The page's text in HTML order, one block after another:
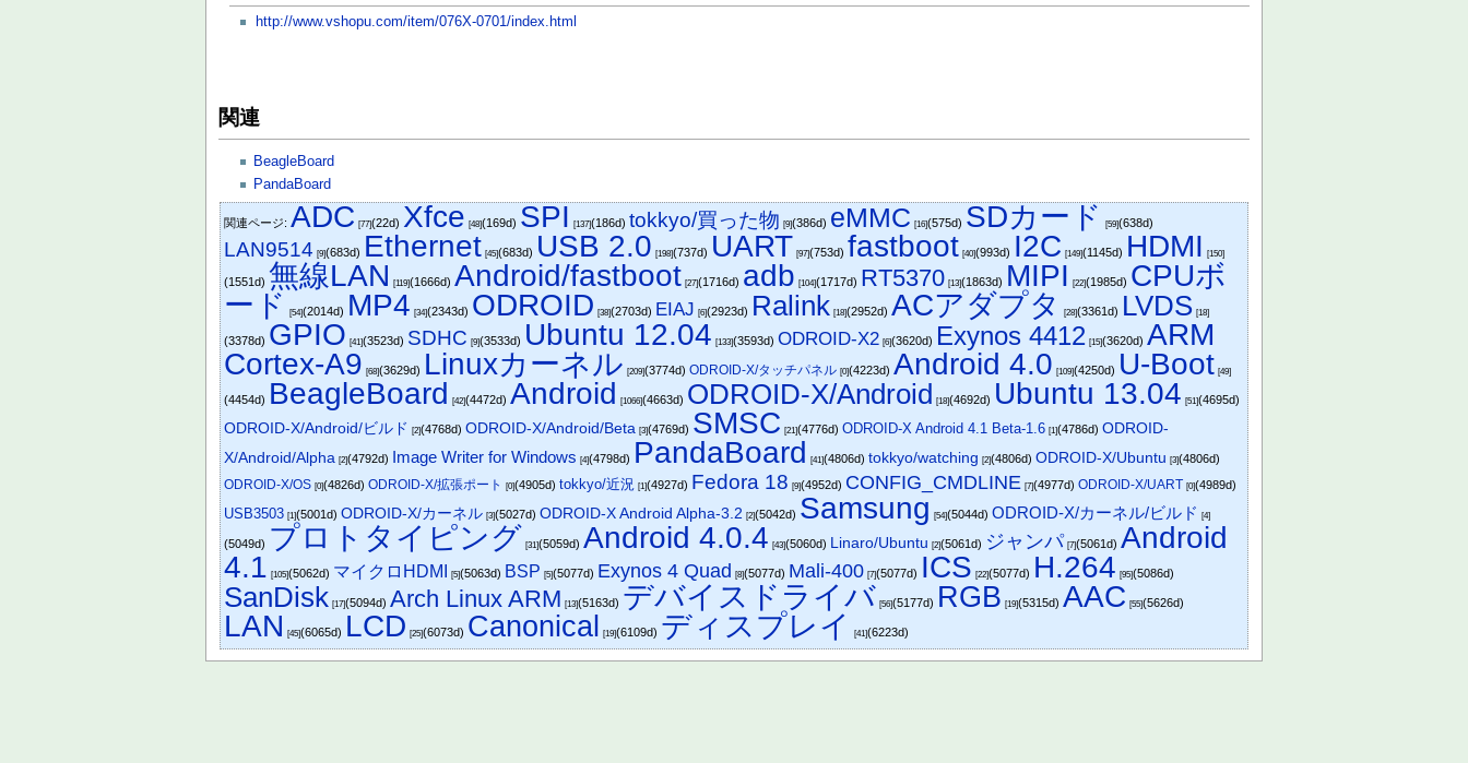
http://www.vshopu.com/item/076X-0701/index.html
関連
BeagleBoard
PandaBoard
関連ページ:ADC [77](22d) Xfce [48](169d) SPI [137](186d)tokkyo/買った物 [9](386d) eMMC [16](575d) SDカード [59](638d)
LAN9514 [9](683d) Ethernet [45](683d) USB 2.0 [198](737d) UART [97](753d) fastboot [40](993d) I2C [149](1145d) HDMI [150]
(1551d) 無線LAN [119](1666d)Android/fastboot [27](1716d) adb [104](1717d) RT5370 [13](1863d) MIPI [22](1985d) CPUボ
ード
[54](2014d) MP4 [34](2343d) ODROID [38](2703d) EIAJ [6](2923d) Ralink [18](2952d)ACアダプタ [28](3361d) LVDS [18]
(3378d) GPIO [41](3523d) SDHC [9](3533d) Ubuntu 12.04 [133](3593d)ODROID-X2 [6](3620d) Exynos 4412 [15](3620d)ARM
Cortex-A9 [68](3629d) Linuxカーネル [209](3774d)ODROID-X/タッチパネル [0](4223d)Android 4.0 [109](4250d) U-Boot [49]
(4454d) BeagleBoard [42](4472d)Android [1066](4663d) ODROID-X/Android [18](4692d) Ubuntu 13.04 [51](4695d)
ODROID-X/Android/ビルド [2](4768d)ODROID-X/Android/Beta [3](4769d) SMSC [21](4776d)ODROID-X Android 4.1 Beta-1.6 [1](4786d)ODROID-
X/Android/Alpha [2](4792d) Image Writer for Windows [4](4798d) PandaBoard [41](4806d)tokkyo/watching [2](4806d)ODROID-X/Ubuntu [3](4806d)
ODROID-X/OS [0](4826d)ODROID-X/拡張ポート [0](4905d)tokkyo/近況 [1](4927d) Fedora 18 [9](4952d) CONFIG_CMDLINE [7](4977d)ODROID-X/UART [0](4989d)
USB3503 [1](5001d)ODROID-X/カーネル [3](5027d)ODROID-X Android Alpha-3.2 [2](5042d) Samsung [54](5044d)ODROID-X/カーネル/ビルド [4]
(5049d) プロトタイピング [31](5059d)Android 4.0.4 [43](5060d) Linaro/Ubuntu [2](5061d) ジャンパ [7](5061d)Android
4.1 [105](5062d) マイクロHDMI [5](5063d) BSP [5](5077d) Exynos 4 Quad [8](5077d) Mali-400 [7](5077d) ICS [22](5077d) H.264 [95](5086d)
SanDisk [17](5094d)Arch Linux ARM [13](5163d) デバイスドライバ [56](5177d) RGB [19](5315d)AAC [55](5626d)
LAN [45](6065d) LCD [25](6073d) Canonical [19](6109d) ディスプレイ [41](6223d)